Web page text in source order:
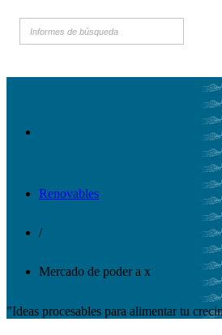
Renovables
/
Mercado de poder a x
"Ideas procesables para alimentar tu